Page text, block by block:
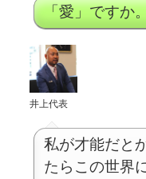
「愛」ですか
井上代表
私が才能だと
たらこの世界